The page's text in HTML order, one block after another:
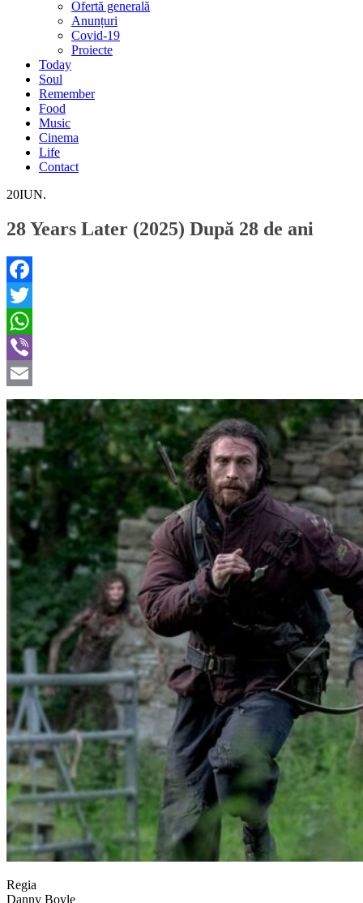
Ofertă generală
Anunțuri
Covid-19
Proiecte
Today
Soul
Remember
Food
Music
Cinema
Life
Contact
20IUN.
28 Years Later (2025) După 28 de ani
Facebook
Twitter
WhatsApp
Viber
Email
Regia
Danny Boyle